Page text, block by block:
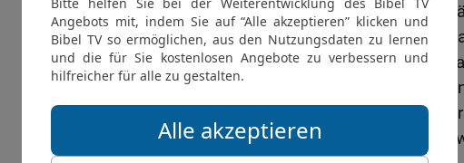
besuchte, schickte der
als »Antiochener aus
Opfer übergeben sollten,
Herakles darbringt. Die
verlangten aber, dass es
und nicht für das Opfer